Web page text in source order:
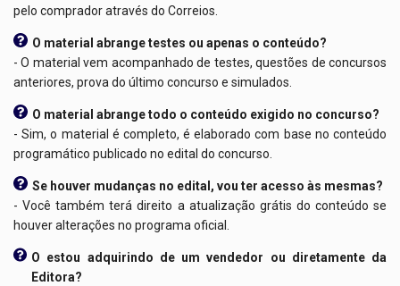
pelo comprador através do Correios.
O material abrange testes ou apenas o conteúdo?
- O material vem acompanhado de testes, questões de concursos
anteriores, prova do último concurso e simulados.
O material abrange todo o conteúdo exigido no concurso?
- Sim, o material é completo, é elaborado com base no conteúdo
programático publicado no edital do concurso.
Se houver mudanças no edital, vou ter acesso às mesmas?
- Você também terá direito a atualização grátis do conteúdo se
houver alterações no programa oficial.
O estou adquirindo de um vendedor ou diretamente da
Editora?